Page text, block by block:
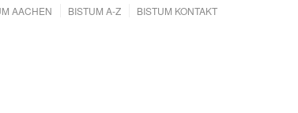
AACHEN BISTUM A-Z BISTUM KONTAKT